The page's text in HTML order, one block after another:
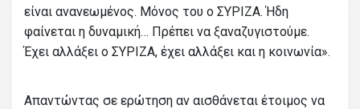
είναι ανανεωμένος. Μόνος του ο ΣΥΡΙΖΑ. Ήδη
φαίνεται η δυναμική… Πρέπει να ξαναζυγιστούμε.
Έχει αλλάξει ο ΣΥΡΙΖΑ, έχει αλλάξει και η κοινωνία».
Απαντώντας σε ερώτηση αν αισθάνεται έτοιμος να